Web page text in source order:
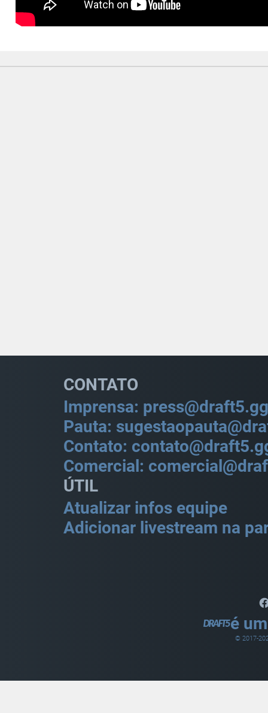
CONTATO
Imprensa: press@draft5.gg
Pauta:
Contato:
Comercial:
ÚTIL
Atualizar infos equipe
Adicionar livestream na
é
© 2017-